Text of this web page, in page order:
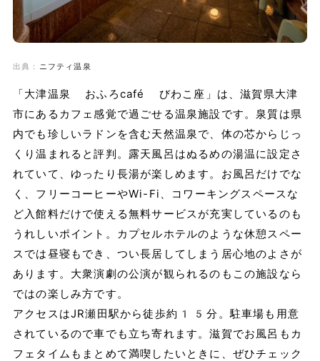
出典： ニフティ温泉
「大津温泉 おふろcafé びわこ座」は、滋賀県大津
市にあるカフェ感覚で過ごせる温泉施設です。泉質は県
内でも珍しいラドンを含む天然温泉で、体の芯からじっ
くり温まれると評判。露天風呂はぬるめの湯温に設定さ
れていて、ゆったり長湯が楽しめます。お風呂だけでな
く、フリーコーヒーやWi-Fi、コワーキングスペースな
ど入館料だけで使える無料サービスが充実しているのも
うれしいポイント。カプセルホテルのような休憩スペー
スでは昼寝もでき、つい長居してしまう居心地のよさが
あります。大衆演劇の公演が観られるのもこの施設なら
ではの楽しみ方です。
アクセスはJR瀬田駅から徒歩約15分。駐車場も用意
されているので車でも立ち寄れます。滋賀でお風呂もカ
フェタイムもまとめて満喫したいときに、ぜひチェック